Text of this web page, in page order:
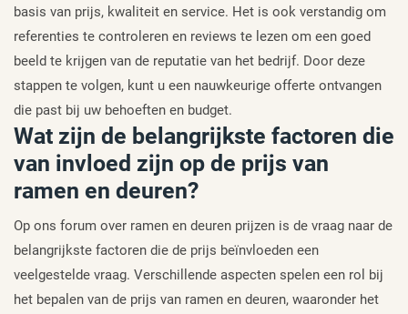
basis van prijs, kwaliteit en service. Het is ook verstandig om
referenties te controleren en reviews te lezen om een goed
beeld te krijgen van de reputatie van het bedrijf. Door deze
stappen te volgen, kunt u een nauwkeurige offerte ontvangen
die past bij uw behoeften en budget.
Wat zijn de belangrijkste factoren die
van invloed zijn op de prijs van
ramen en deuren?
Op ons forum over ramen en deuren prijzen is de vraag naar de
belangrijkste factoren die de prijs beïnvloeden een
veelgestelde vraag. Verschillende aspecten spelen een rol bij
het bepalen van de prijs van ramen en deuren, waaronder het